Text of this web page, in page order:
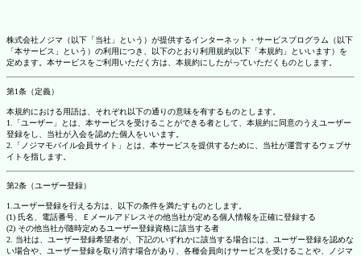
株式会社ノジマ（以下「当社」という）が提供するインターネット・サービスプログラム（以下
「本サービス」という）の利用につき、以下のとおり利用規約(以下「本規約」といいます）を
定めます。本サービスをご利用いただく方は、本規約にしたがっていただくものとします。
第1条（定義）
本規約における用語は、それぞれ以下の通りの意味を有するものとします。
1.「ユーザー」とは、本サービスを受けることができる者として、本規約に同意のうえユーザー
登録をし、当社が入会を認めた個人をいいます。
2.「ノジマモバイル会員サイト」とは、本サービスを提供するために、当社が運営するウェブサ
イトを指します。
第2条（ユーザー登録）
1.ユーザー登録を行える方は、以下の条件を満たすものとします。
(1) 氏名、電話番号、Ｅメールアドレスその他当社が定める個人情報を正確に登録する
(2) その他当社が随時定めるユーザー登録資格に該当する者
2. 当社は、ユーザー登録希望者が、下記のいずれかに該当する場合には、ユーザー登録を認めな
い場合や、ユーザー登録を取り消す場合があり、各種会員向けサービスを受けることや、ノジマ